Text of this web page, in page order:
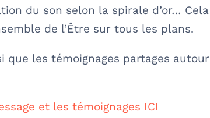
du son selon la spirale d’or… Cela
de l’Être sur tous les plans.
que les témoignages partages autour
et les témoignages ICI